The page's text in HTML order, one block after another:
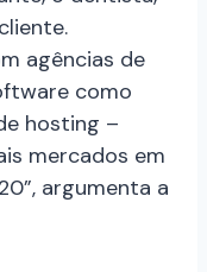
agências de
como
hosting –
mercados em
argumenta a